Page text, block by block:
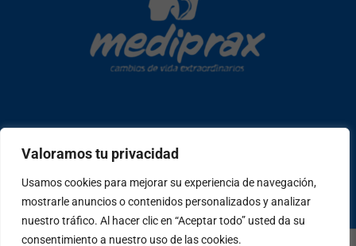
Valoramos tu privacidad
Usamos cookies para mejorar su experiencia de navegación,
mostrarle anuncios o contenidos personalizados y analizar
nuestro tráfico. Al hacer clic en “Aceptar todo” usted da su
consentimiento a nuestro uso de las cookies.
Web
W
h
a
F
a
c
I
n
s
T
i
k
P
e
o